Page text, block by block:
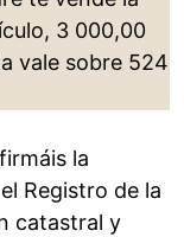
3 000,00
vale sobre 524
la
Registro de la
catastral y